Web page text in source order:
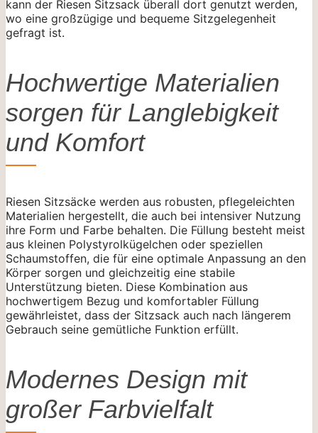
kann der Riesen Sitzsack überall dort genutzt werden,
wo eine großzügige und bequeme Sitzgelegenheit
gefragt ist.
Hochwertige Materialien
sorgen für Langlebigkeit
und Komfort
Riesen Sitzsäcke werden aus robusten, pflegeleichten
Materialien hergestellt, die auch bei intensiver Nutzung
ihre Form und Farbe behalten. Die Füllung besteht meist
aus kleinen Polystyrolkügelchen oder speziellen
Schaumstoffen, die für eine optimale Anpassung an den
Körper sorgen und gleichzeitig eine stabile
Unterstützung bieten. Diese Kombination aus
hochwertigem Bezug und komfortabler Füllung
gewährleistet, dass der Sitzsack auch nach längerem
Gebrauch seine gemütliche Funktion erfüllt.
Modernes Design mit
großer Farbvielfalt